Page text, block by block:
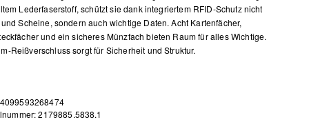
Lederfaserstoff, schützt sie dank integriertem RFID-Schutz nicht
Scheine, sondern auch wichtige Daten. Acht Kartenfächer,
und ein sicheres Münzfach bieten Raum für alles Wichtige.
Reißverschluss sorgt für Sicherheit und Struktur.
2179885.5838.1